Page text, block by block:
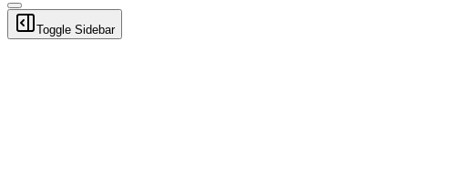
Toggle Sidebar